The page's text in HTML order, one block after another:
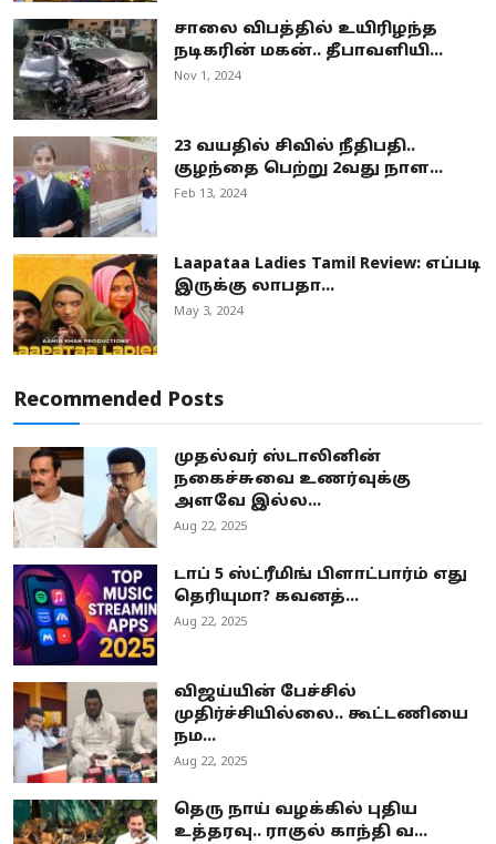
சாலை விபத்தில் உயிரிழந்த
நடிகரின் மகன்.. தீபாவளியி...
Nov 1, 2024
23 வயதில் சிவில் நீதிபதி..
குழந்தை பெற்று 2வது நாள...
Feb 13, 2024
Laapataa Ladies Tamil Review: எப்படி
இருக்கு லாபதா...
May 3, 2024
Recommended Posts
முதல்வர் ஸ்டாலினின்
நகைச்சுவை உணர்வுக்கு
அளவே இல்ல...
Aug 22, 2025
டாப் 5 ஸ்ட்ரீமிங் பிளாட்பார்ம் எது
தெரியுமா? கவனத்...
Aug 22, 2025
விஜய்யின் பேச்சில்
முதிர்ச்சியில்லை.. கூட்டணியை
நம...
Aug 22, 2025
தெரு நாய் வழக்கில் புதிய
உத்தரவு.. ராகுல் காந்தி வ...